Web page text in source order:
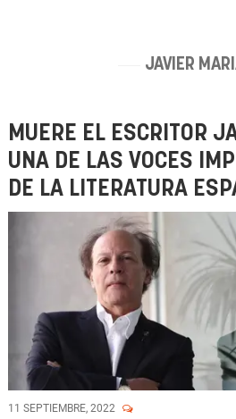
JAVIER
MUERE EL ESCRITOR
UNA DE LAS VOCES
DE LA LITERATURA
11 SEPTIEMBRE, 2022